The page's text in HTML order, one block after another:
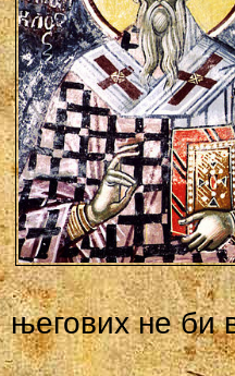
његових не би